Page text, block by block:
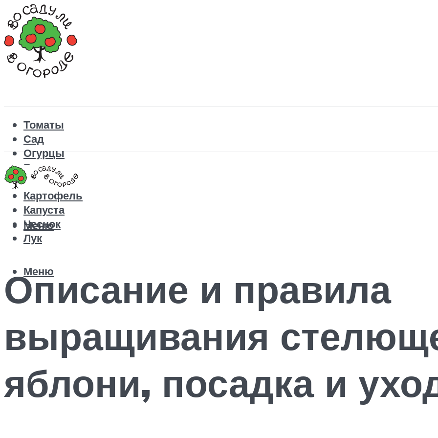
Томаты
Сад
Огурцы
Рецепты
Перец
Картофель
Капуста
Чеснок
Лук
Меню
Меню
Описание и правила
выращивания
яблони, посадка и